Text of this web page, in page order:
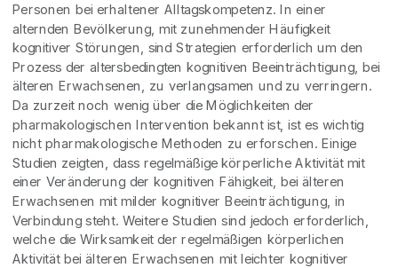
Personen bei erhaltener Alltagskompetenz. In einer
alternden Bevölkerung, mit zunehmender Häufigkeit
kognitiver Störungen, sind Strategien erforderlich um den
Prozess der altersbedingten kognitiven Beeinträchtigung, bei
älteren Erwachsenen, zu verlangsamen und zu verringern.
Da zurzeit noch wenig über die Möglichkeiten der
pharmakologischen Intervention bekannt ist, ist es wichtig
nicht pharmakologische Methoden zu erforschen. Einige
Studien zeigten, dass regelmäßige körperliche Aktivität mit
einer Veränderung der kognitiven Fähigkeit, bei älteren
Erwachsenen mit milder kognitiver Beeinträchtigung, in
Verbindung steht. Weitere Studien sind jedoch erforderlich,
welche die Wirksamkeit der regelmäßigen körperlichen
Aktivität bei älteren Erwachsenen mit leichter kognitiver